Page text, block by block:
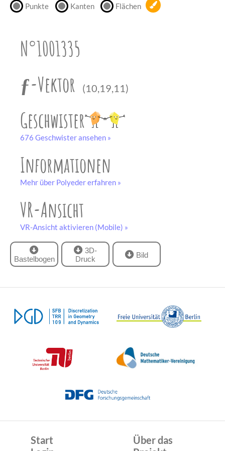
Punkte Kanten Flächen
N°1001335
ƒ-Vektor
(10,19,11)
Geschwister
676 Geschwister ansehen »
Informationen
Mehr über Polyeder erfahren »
VR-Ansicht
VR-Ansicht aktivieren (Mobile) »
Bastelbogen
Bastelbogen
3D-
Druck
unserem
Bild
Start
Über das